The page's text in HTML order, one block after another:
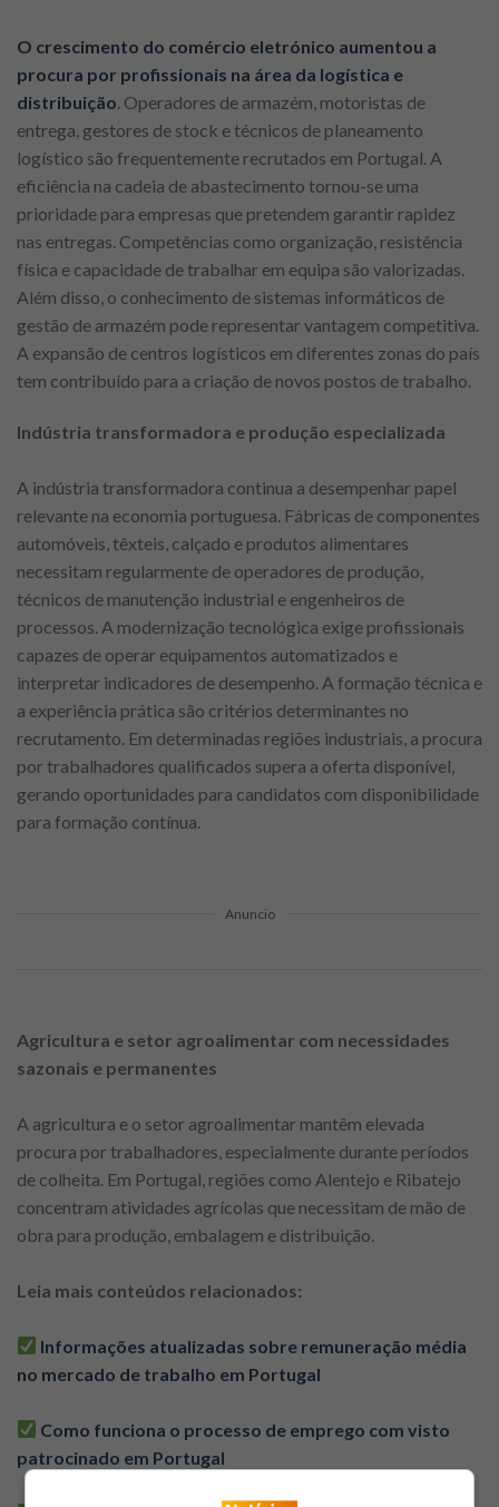
O crescimento do comércio eletrónico aumentou a
procura por profissionais na área da logística e
distribuição. Operadores de armazém, motoristas de
entrega, gestores de stock e técnicos de planeamento
logístico são frequentemente recrutados em Portugal. A
eficiência na cadeia de abastecimento tornou-se uma
prioridade para empresas que pretendem garantir rapidez
nas entregas. Competências como organização, resistência
física e capacidade de trabalhar em equipa são valorizadas.
Além disso, o conhecimento de sistemas informáticos de
gestão de armazém pode representar vantagem competitiva.
A expansão de centros logísticos em diferentes zonas do país
tem contribuído para a criação de novos postos de trabalho.
Indústria transformadora e produção especializada
A indústria transformadora continua a desempenhar papel
relevante na economia portuguesa. Fábricas de componentes
automóveis, têxteis, calçado e produtos alimentares
necessitam regularmente de operadores de produção,
técnicos de manutenção industrial e engenheiros de
processos. A modernização tecnológica exige profissionais
capazes de operar equipamentos automatizados e
interpretar indicadores de desempenho. A formação técnica e
a experiência prática são critérios determinantes no
recrutamento. Em determinadas regiões industriais, a procura
por trabalhadores qualificados supera a oferta disponível,
gerando oportunidades para candidatos com disponibilidade
para formação contínua.
Anuncio
Agricultura e setor agroalimentar com necessidades
sazonais e permanentes
A agricultura e o setor agroalimentar mantêm elevada
procura por trabalhadores, especialmente durante períodos
de colheita. Em Portugal, regiões como Alentejo e Ribatejo
concentram atividades agrícolas que necessitam de mão de
obra para produção, embalagem e distribuição.
Leia mais conteúdos relacionados:
Informações atualizadas sobre remuneração média
no mercado de trabalho em Portugal
Como funciona o processo de emprego com visto
patrocinado em Portugal